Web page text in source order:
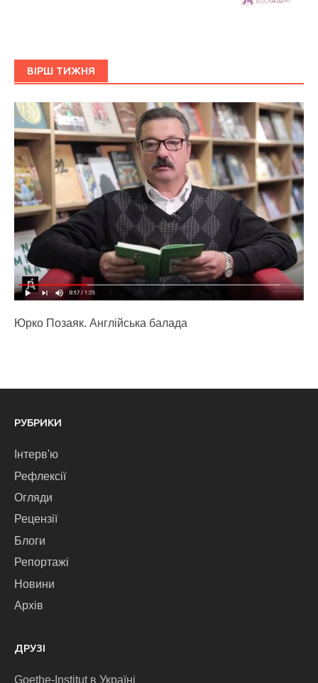
ВІРШ ТИЖНЯ
Юрко Позаяк. Англійська балада
РУБРИКИ
Інтерв'ю
Рефлексії
Огляди
Рецензії
Блоги
Репортажі
Новини
Архів
ДРУЗІ
Goethe-Institut в Україні